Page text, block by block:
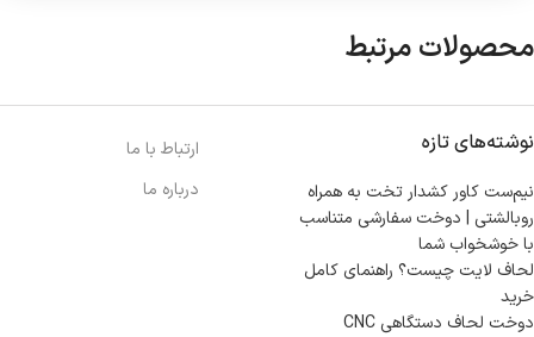
محصولات مرتبط
نوشته‌های تازه
نیم‌ست کاور کشدار تخت به همراه
روبالشتی | دوخت سفارشی متناسب
با خوشخواب شما
لحاف لایت چیست؟ راهنمای کامل
خرید
دوخت لحاف دستگاهی CNC
ارتباط با ما
درباره ما